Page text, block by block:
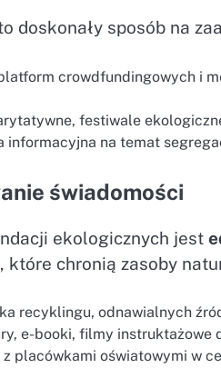
doskonały sposób na
crowdfund­ingowych i
festiwale
informacyjna na temat
świadomości
ekologicznych jest
które chronią zasoby
recyklingu, odnawialnych
e-booki, filmy instruktażowe
z placówkami oświatowymi w